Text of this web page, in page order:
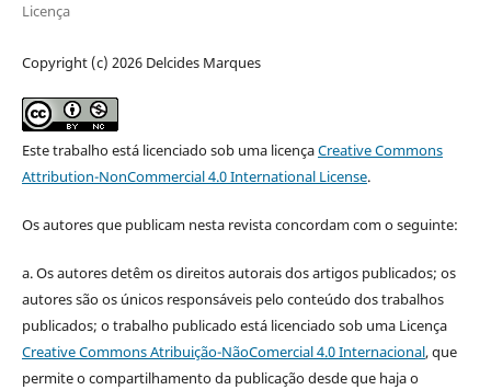
Licença
Copyright (c) 2026 Delcides Marques
Este trabalho está licenciado sob uma licençaCreative Commons
Attribution-NonCommercial 4.0 International License.
Os autores que publicam nesta revista concordam com o seguinte:
a.Os autores detêm os direitos autorais dos artigos publicados; os
autores são os únicos responsáveis pelo conteúdo dos trabalhos
publicados; o trabalho publicado está licenciado sob uma Licença
Creative Commons Atribuição-NãoComercial 4.0 Internacional, que
permite o compartilhamento da publicação desde que haja o